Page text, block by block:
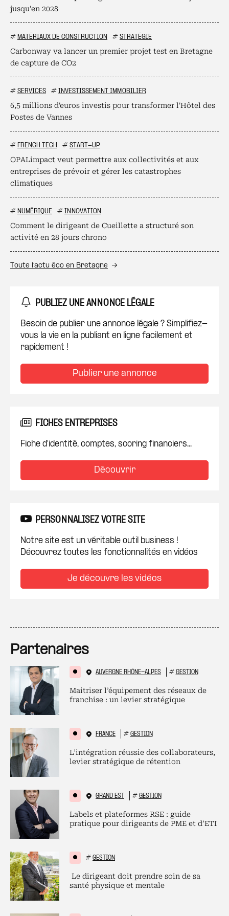
jusqu’en 2028
# MATÉRIAUX DE CONSTRUCTION # STRATÉGIE
Carbonway va lancer un premier projet test en Bretagne
de capture de CO2
# SERVICES # INVESTISSEMENT IMMOBILIER
6,5 millions d'euros investis pour transformer l'Hôtel des
Postes de Vannes
# FRENCH TECH # START-UP
OPALimpact veut permettre aux collectivités et aux
entreprises de prévoir et gérer les catastrophes
climatiques
# NUMÉRIQUE # INNOVATION
Comment le dirigeant de Cueillette a structuré son
activité en 28 jours chrono
Toute l’actu éco en Bretagne
PUBLIEZ UNE ANNONCE LÉGALE
Besoin de publier une annonce légale ? Simplifiez-
vous la vie en la publiant en ligne facilement et
rapidement !
Publier une annonce
FICHES ENTREPRISES
Fiche d'identité, comptes, scoring financiers...
Découvrir
PERSONNALISEZ VOTRE SITE
Notre site est un véritable outil business !
Découvrez toutes les fonctionnalités en vidéos
Je découvre les vidéos
Partenaires
AUVERGNE RHÔNE-ALPES # GESTION
Maitriser l’équipement des réseaux de
franchise : un levier stratégique
FRANCE # GESTION
L’intégration réussie des collaborateurs,
levier stratégique de rétention
GRAND EST # GESTION
Labels et plateformes RSE : guide
pratique pour dirigeants de PME et d’ETI
# GESTION
Le dirigeant doit prendre soin de sa
santé physique et mentale